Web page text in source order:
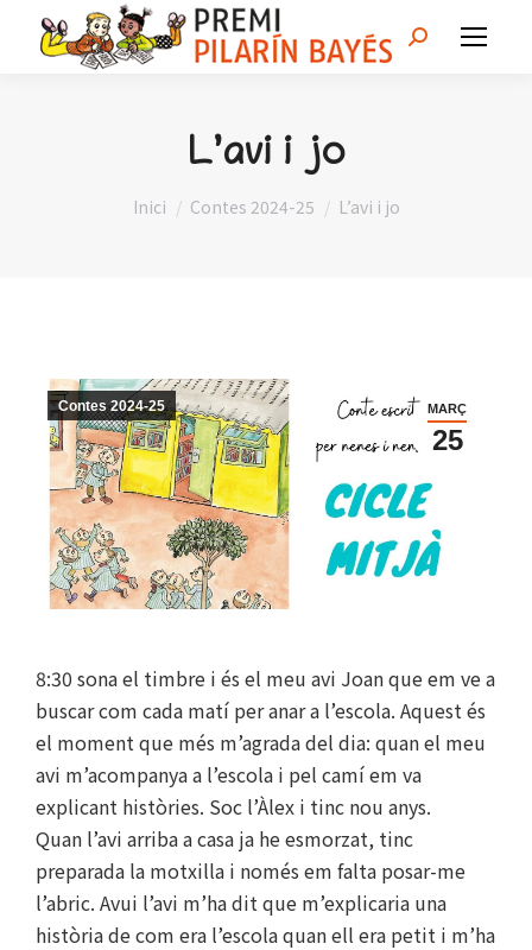
Search:
L’avi i jo
You are here:
Inici Contes 2024-25 L’avi i jo
MARÇ
25
Contes 2024-25
8:30 sona el timbre i és el meu avi Joan que em ve a
buscar com cada matí per anar a l’escola. Aquest és
el moment que més m’agrada del dia: quan el meu
avi m’acompanya a l’escola i pel camí em va
explicant històries. Soc l’Àlex i tinc nou anys.
Quan l’avi arriba a casa ja he esmorzat, tinc
preparada la motxilla i només em falta posar-me
l’abric. Avui l’avi m’ha dit que m’explicaria una
història de com era l’escola quan ell era petit i m’ha